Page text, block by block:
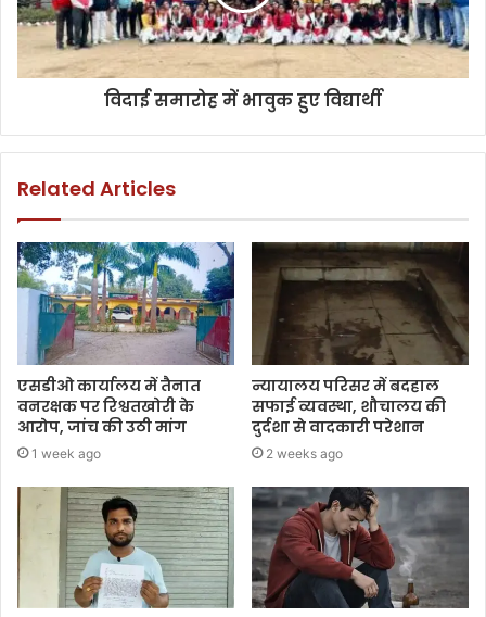
विदाई समारोह में भावुक हुए विद्यार्थी
Related Articles
एसडीओ कार्यालय में तैनात
वनरक्षक पर रिश्वतखोरी के
आरोप, जांच की उठी मांग
1 week ago
न्यायालय परिसर में बदहाल
सफाई व्यवस्था, शौचालय की
दुर्दशा से वादकारी परेशान
2 weeks ago